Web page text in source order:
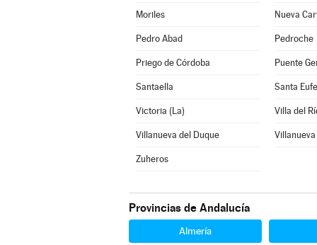
Moriles Nueva
Pedro Abad Pedroche
Priego de Córdoba Puente
Santaella Santa
Victoria (La) Villa del
Villanueva del Duque Villanueva
Zuheros
Provincias de Andalucía
Almería